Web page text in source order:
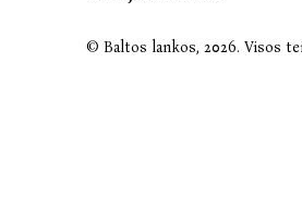
© Baltos lankos, 2026. Visos